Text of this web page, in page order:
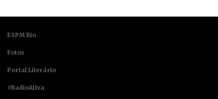
ESPM Rio
Fotos
Portal Literário
#RadioAtiva